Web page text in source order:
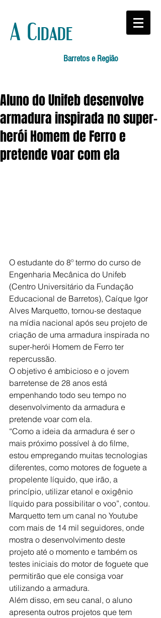
A Cidade
Barretos e Região
Aluno do Unifeb desenvolve
armadura inspirada no super-
herói Homem de Ferro e
pretende voar com ela
O estudante do 8º termo do curso de
Engenharia Mecânica do Unifeb
(Centro Universitário da Fundação
Educacional de Barretos), Caíque Igor
Alves Marquetto, tornou-se destaque
na mídia nacional após seu projeto de
criação de uma armadura inspirada no
super-herói Homem de Ferro ter
repercussão.
O objetivo é ambicioso e o jovem
barretense de 28 anos está
empenhando todo seu tempo no
desenvolvimento da armadura e
pretende voar com ela.
“Como a ideia da armadura é ser o
mais próximo possível à do filme,
estou empregando muitas tecnologias
diferentes, como motores de foguete a
propelente líquido, que irão, a
princípio, utilizar etanol e oxigênio
líquido para possibilitar o voo”, contou.
Marquetto tem um canal no Youtube
com mais de 14 mil seguidores, onde
mostra o desenvolvimento deste
projeto até o momento e também os
testes iniciais do motor de foguete que
permitirão que ele consiga voar
utilizando a armadura.
Além disso, em seu canal, o aluno
apresenta outros projetos que tem